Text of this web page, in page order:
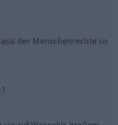
der Menschenrechte so